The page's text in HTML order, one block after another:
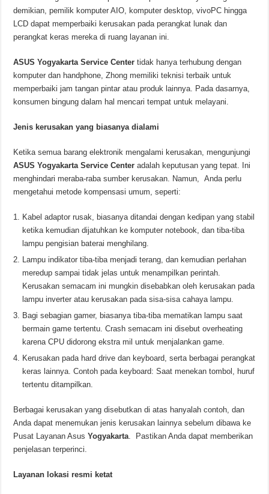
demikian, pemilik komputer AIO, komputer desktop, vivoPC hingga
LCD dapat memperbaiki kerusakan pada perangkat lunak dan
perangkat keras mereka di ruang layanan ini.
ASUS Yogyakarta Service Center tidak hanya terhubung dengan
komputer dan handphone, Zhong memiliki teknisi terbaik untuk
memperbaiki jam tangan pintar atau produk lainnya. Pada dasarnya,
konsumen bingung dalam hal mencari tempat untuk melayani.
Jenis kerusakan yang biasanya dialami
Ketika semua barang elektronik mengalami kerusakan, mengunjungi
ASUS Yogyakarta Service Center adalah keputusan yang tepat. Ini
menghindari meraba-raba sumber kerusakan. Namun, Anda perlu
mengetahui metode kompensasi umum, seperti:
Kabel adaptor rusak, biasanya ditandai dengan kedipan yang stabil
ketika kemudian dijatuhkan ke komputer notebook, dan tiba-tiba
lampu pengisian baterai menghilang.
Lampu indikator tiba-tiba menjadi terang, dan kemudian perlahan
meredup sampai tidak jelas untuk menampilkan perintah.
Kerusakan semacam ini mungkin disebabkan oleh kerusakan pada
lampu inverter atau kerusakan pada sisa-sisa cahaya lampu.
Bagi sebagian gamer, biasanya tiba-tiba mematikan lampu saat
bermain game tertentu. Crash semacam ini disebut overheating
karena CPU didorong ekstra mil untuk menjalankan game.
Kerusakan pada hard drive dan keyboard, serta berbagai perangkat
keras lainnya. Contoh pada keyboard: Saat menekan tombol, huruf
tertentu ditampilkan.
Berbagai kerusakan yang disebutkan di atas hanyalah contoh, dan
Anda dapat menemukan jenis kerusakan lainnya sebelum dibawa ke
Pusat Layanan AsusYogyakarta . Pastikan Anda dapat memberikan
penjelasan terperinci.
Layanan lokasi resmi ketat